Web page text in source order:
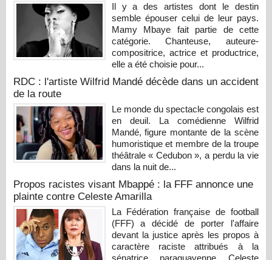
Il y a des artistes dont le destin
semble épouser celui de leur pays.
Mamy Mbaye fait partie de cette
catégorie. Chanteuse, auteure-
compositrice, actrice et productrice,
elle a été choisie pour...
RDC : l'artiste Wilfrid Mandé décède dans un accident
de la route
Le monde du spectacle congolais est
en deuil. La comédienne Wilfrid
Mandé, figure montante de la scène
humoristique et membre de la troupe
théâtrale « Cedubon », a perdu la vie
dans la nuit de...
Propos racistes visant Mbappé : la FFF annonce une
plainte contre Celeste Amarilla
La Fédération française de football
(FFF) a décidé de porter l'affaire
devant la justice après les propos à
caractère raciste attribués à la
sénatrice paraguayenne Celeste